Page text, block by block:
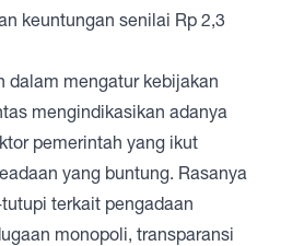
keuntungan senilai Rp 2,3
dalam mengatur kebijakan
mengindikasikan adanya
pemerintah yang ikut
yang buntung. Rasanya
terkait pengadaan
monopoli, transparansi